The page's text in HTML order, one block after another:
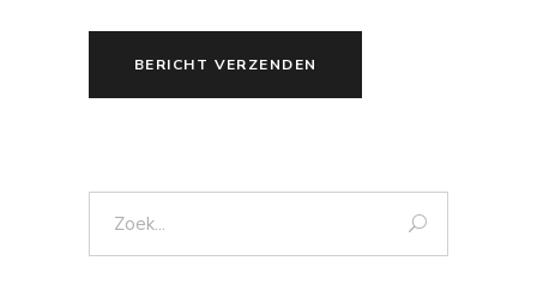
BERICHT VERZENDEN